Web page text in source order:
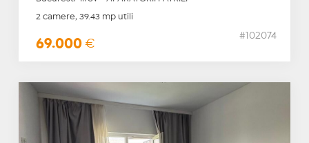
2 camere, 39.43 mp utili
69.000 €
#102074